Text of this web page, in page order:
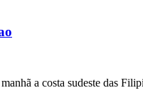
a costa sudeste das